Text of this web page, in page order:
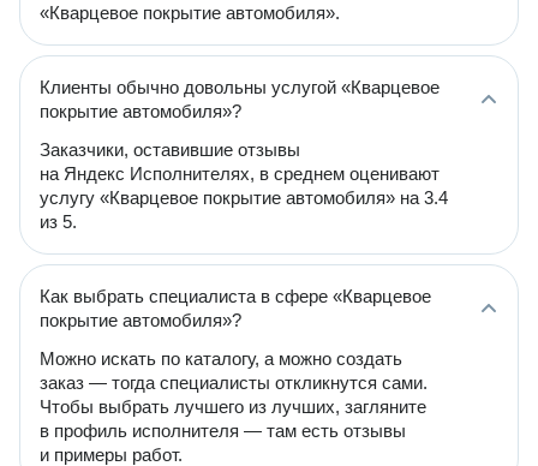
«Кварцевое покрытие автомобиля».
Клиенты обычно довольны услугой «Кварцевое
покрытие автомобиля»?
Заказчики, оставившие отзывы
на Яндекс Исполнителях, в среднем оценивают
услугу «Кварцевое покрытие автомобиля» на 3.4
из 5.
Как выбрать специалиста в сфере «Кварцевое
покрытие автомобиля»?
Можно искать по каталогу, а можно создать
заказ — тогда специалисты откликнутся сами.
Чтобы выбрать лучшего из лучших, загляните
в профиль исполнителя — там есть отзывы
и примеры работ.